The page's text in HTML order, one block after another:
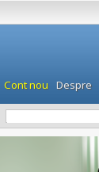
Cont nou Despre